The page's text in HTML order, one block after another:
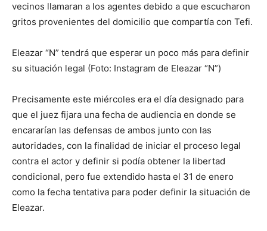
vecinos llamaran a los agentes debido a que escucharon
gritos provenientes del domicilio que compartía con Tefi.
Eleazar “N” tendrá que esperar un poco más para definir
su situación legal (Foto: Instagram de Eleazar “N”)
Precisamente este miércoles era el día designado para
que el juez fijara una fecha de audiencia en donde se
encararían las defensas de ambos junto con las
autoridades, con la finalidad de iniciar el proceso legal
contra el actor y definir si podía obtener la libertad
condicional, pero fue extendido hasta el 31 de enero
como la fecha tentativa para poder definir la situación de
Eleazar.